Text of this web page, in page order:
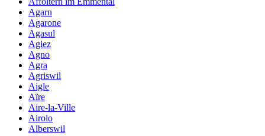
Agarn
Agarone
Agasul
Agiez
Agno
Agra
Agriswil
Aigle
Aïre
Aire-la-Ville
Airolo
Alberswil